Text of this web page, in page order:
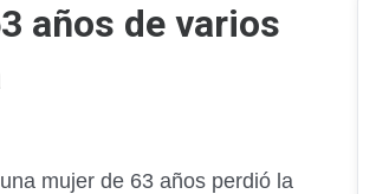
años de varios
mujer de 63 años perdió la